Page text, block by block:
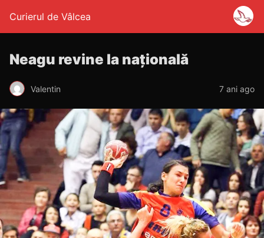
Curierul de Vâlcea
Neagu revine la națională
Valentin 7 ani ago